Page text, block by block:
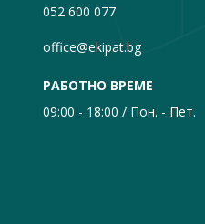
052 600 077
office@ekipat.bg
РАБОТНО ВРЕМЕ
09:00 - 18:00 / Пон. - Пет.